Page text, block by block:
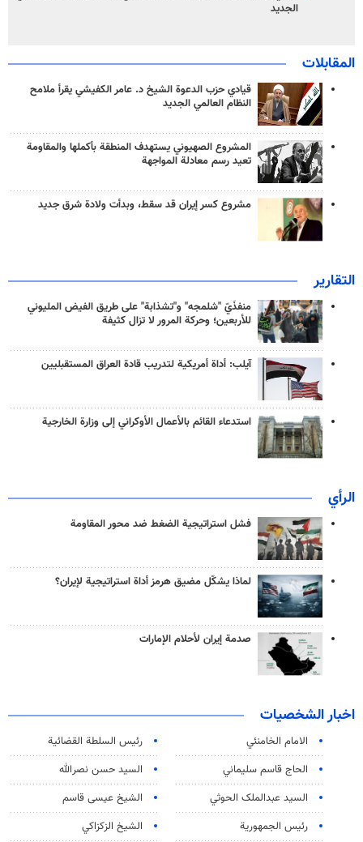
الجديد
المقابلات
قيادي حزب الدعوة الشيخ د. عامر الكفيشي يقرأ ملامح
النظام العالمي الجديد
المشروع الصهيوني يستهدف المنطقة بأكملها والمقاومة
تعيد رسم معادلة المواجهة
مشروع كسر إيران قد سقط، وبدأت ولادة شرق جديد
التقارير
منفذَيّ "شلمجه" و"تشذابة" على طريق الفيض المليوني
للأربعين؛ وحركة المرور لا تزال كثيفة
آيلب: أداة أمريكية لتدريب قادة العراق المستقبليين
استدعاء القائم بالأعمال الأوكراني إلى وزارة الخارجية
الرأي
فشل استراتيجية الضغط ضد محور المقاومة
لماذا يشكّل مضيق هرمز أداة استراتيجية لإيران؟
صدمة إيران لأحلام الإمارات
اخبار الشخصيات
الامام الخامنئي
رئیس السلطة القضائیة
الحاج قاسم سليماني
السيد حسن نصرالله
السید عبدالملک الحوثي
الشيخ عيسى قاسم
رئيس الجمهورية
الشيخ الزكزاكي